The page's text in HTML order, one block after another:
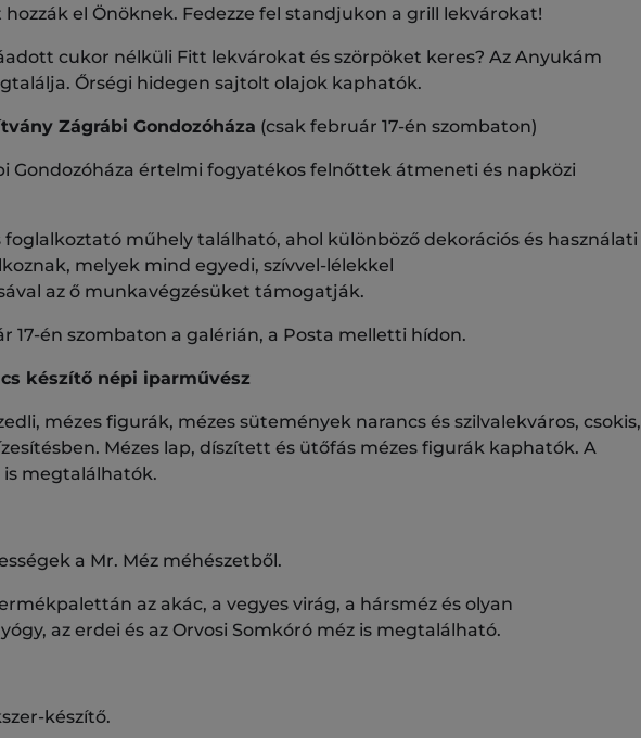
hozzák el Önöknek. Fedezze fel standjukon a grill lekvárokat!
cukor nélküli Fitt lekvárokat és szörpöket keres? Az Anyukám
Őrségi hidegen sajtolt olajok kaphatók.
Zágrábi Gondozóháza (csak február 17-én szombaton)
Gondozóháza értelmi fogyatékos felnőttek átmeneti és napközi
foglalkoztató műhely található, ahol különböző dekorációs és használati
melyek mind egyedi, szívvel-lélekkel
az ő munkavégzésüket támogatják.
17-én szombaton a galérián, a Posta melletti hídon.
készítő népi iparművész
mézes figurák, mézes sütemények narancs és szilvalekváros, csokis,
Mézes lap, díszített és ütőfás mézes figurák kaphatók. A
is megtalálhatók.
a Mr. Méz méhészetből.
az akác, a vegyes virág, a hársméz és olyan
az erdei és az Orvosi Somkóró méz is megtalálható.
készítő.